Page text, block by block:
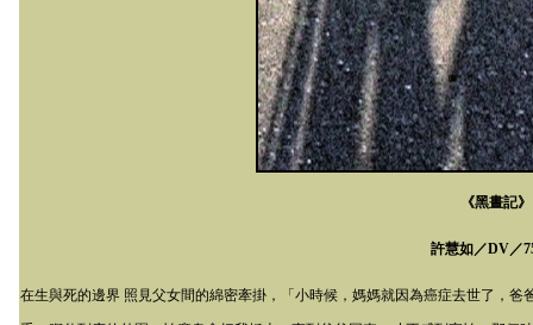
《黑晝記》
許慧如／DV ／
在生與死的邊界 照見父女間的綿密牽掛，「小時候，媽媽就因為癌症去世了，